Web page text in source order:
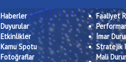
Haberler
Duyurular
Etkinlikler
Kamu Spotu
Fotoğraflar
Faaliyet
İmar
Stratejik
Mali